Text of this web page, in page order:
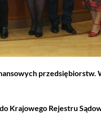
przedsiębiorstw.
Krajowego Rejestru